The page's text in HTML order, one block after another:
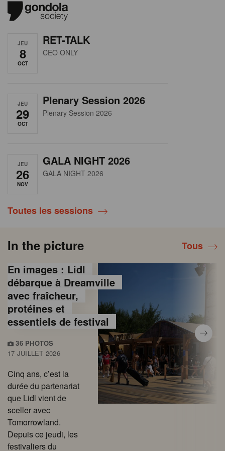
JEU
8
OCT
RET-TALK
CEO ONLY
JEU
29
OCT
Plenary Session 2026
Plenary Session 2026
JEU
26
NOV
GALA NIGHT 2026
GALA NIGHT 2026
Toutes les sessions
In the picture Tous
En images : Lidl
débarque à Dreamville
avec fraîcheur,
protéines et
essentiels de festival
36 PHOTOS
17 JUILLET 2026
Cinq ans, c’est la
durée du partenariat
que Lidl vient de
sceller avec
Tomorrowland.
Depuis ce jeudi, les
festivaliers du